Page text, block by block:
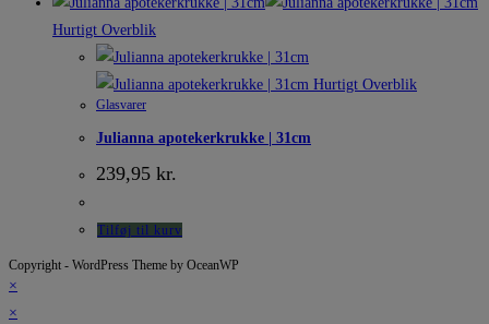
Hurtigt Overblik
Hurtigt Overblik
Glasvarer
Julianna apotekerkrukke | 31cm
239,95 kr.
Tilføj til kurv
Copyright - WordPress Theme by OceanWP
×
×